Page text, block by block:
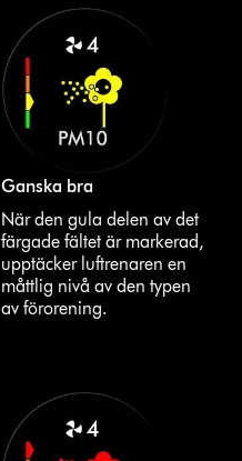
Ganska bra
När den gula delen av det
färgade fältet är markerad,
upptäcker luftrenaren en
måttlig nivå av den typen
av förorening.